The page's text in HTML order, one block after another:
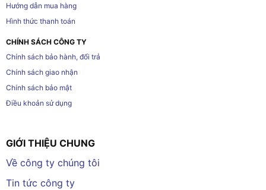
Hướng dẫn mua hàng
Hình thức thanh toán
CHÍNH SÁCH CÔNG TY
Chính sách bảo hành, đổi trả
Chính sách giao nhận
Chính sách bảo mật
Điều khoản sử dụng
GIỚI THIỆU CHUNG
Về công ty chúng tôi
Tin tức công ty